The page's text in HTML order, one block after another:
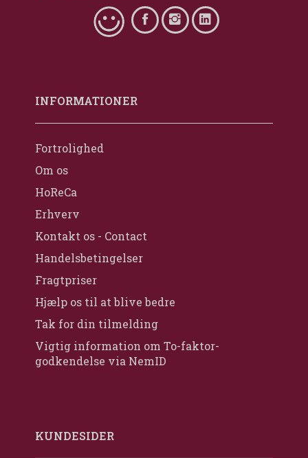
INFORMATIONER
Fortrolighed
Om os
HoReCa
Erhverv
Kontakt os - Contact
Handelsbetingelser
Fragtpriser
Hjælp os til at blive bedre
Tak for din tilmelding
Vigtig information om To-faktor-
godkendelse via NemID
KUNDESIDER